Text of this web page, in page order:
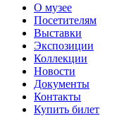
О музее
Посетителям
Выставки
Экспозиции
Коллекции
Новости
Документы
Контакты
Купить билет